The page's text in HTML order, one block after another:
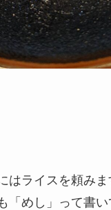
はライスを頼みま
「めし」って書